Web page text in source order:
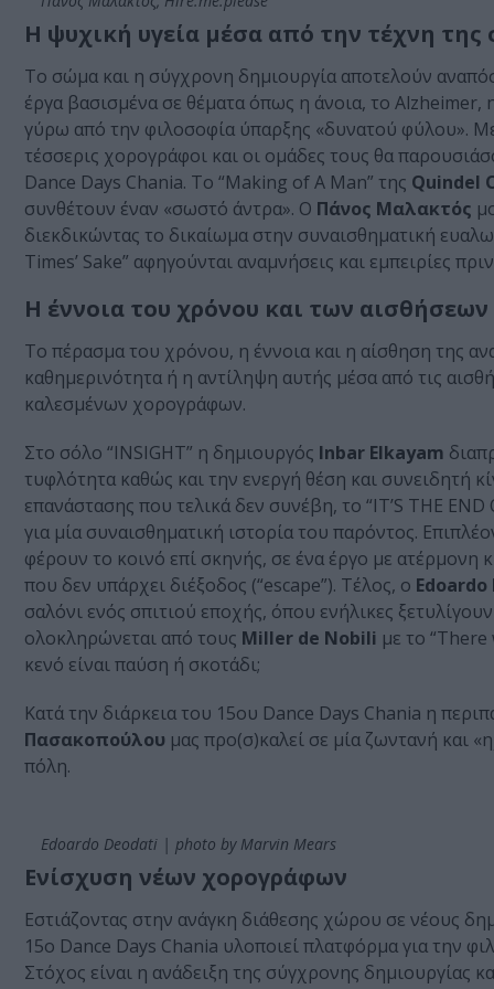
Η ψυχική υγεία μέσα από την τέχνη
Το σώμα και η σύγχρονη δημιουργία αποτελούν
έργα βασισμένα σε θέματα όπως η άνοια, το
γύρω από την φιλοσοφία ύπαρξης «δυνατού φύλου».
τέσσερις χορογράφοι και οι ομάδες τους θα
Dance Days Chania. Το “Making of A Man” της Quindel
συνθέτουν έναν «σωστό άντρα». Ο Πάνος Μαλακτός
διεκδικώντας το δικαίωμα στην συναισθηματική
Times’ Sake” αφηγούνται αναμνήσεις και εμπειρίες
Η έννοια του χρόνου και των
Το πέρασμα του χρόνου, η έννοια και η αίσθηση της
καθημερινότητα ή η αντίληψη αυτής μέσα από τις
καλεσμένων χορογράφων.
Στο σόλο “INSIGHT” η δημιουργός Inbar Elkayam
τυφλότητα καθώς και την ενεργή θέση και συνειδητή
επανάστασης που τελικά δεν συνέβη, το “ΙT’S THE END
για μία συναισθηματική ιστορία του παρόντος.
φέρουν το κοινό επί σκηνής, σε ένα έργο με
που δεν υπάρχει διέξοδος (“escape”). Τέλος, ο
σαλόνι ενός σπιτιού εποχής, όπου ενήλικες
ολοκληρώνεται από τους Miller de Nobili με το
κενό είναι παύση ή σκοτάδι;
Κατά την διάρκεια του 15ου Dance Days Chania η
Πασακοπούλου μας προ(σ)καλεί σε μία ζωντανή και
πόλη.
Edoardo Deodati | photo by Marvin Mears
Ενίσχυση νέων χορογράφων
Εστιάζοντας στην ανάγκη διάθεσης χώρου σε νέους
15o Dance Days Chania υλοποιεί πλατφόρμα για την
Στόχος είναι η ανάδειξη της σύγχρονης